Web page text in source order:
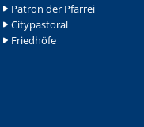
Patron der Pfarrei
Citypastoral
Friedhöfe